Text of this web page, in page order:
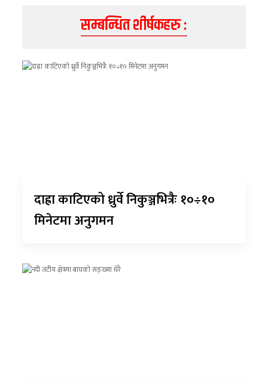
सम्बन्धित शीर्षकहरु :
दाह्रा काटिएको ध्रुर्वे निकुञ्जभित्रैः १०÷१०
मिनेटमा अनुगमन